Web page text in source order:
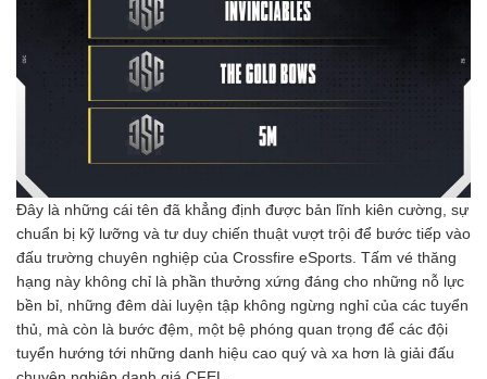
Đây là những cái tên đã khẳng định được bản lĩnh kiên cường, sự
chuẩn bị kỹ lưỡng và tư duy chiến thuật vượt trội để bước tiếp vào
đấu trường chuyên nghiệp của Crossfire eSports. Tấm vé thăng
hạng này không chỉ là phần thưởng xứng đáng cho những nỗ lực
bền bỉ, những đêm dài luyện tập không ngừng nghỉ của các tuyển
thủ, mà còn là bước đệm, một bệ phóng quan trọng để các đội
tuyển hướng tới những danh hiệu cao quý và xa hơn là giải đấu